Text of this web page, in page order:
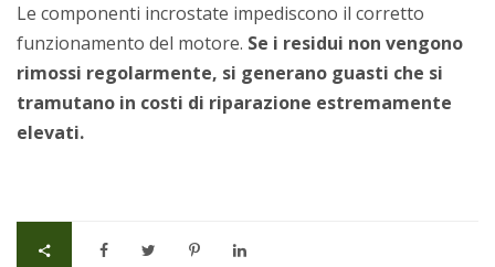
Le componenti incrostate impediscono il corretto
funzionamento del motore. Se i residui non vengono
rimossi regolarmente, si generano guasti che si
tramutano in costi di riparazione estremamente
elevati.